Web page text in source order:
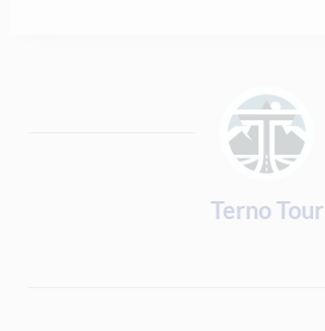
Terno Tour